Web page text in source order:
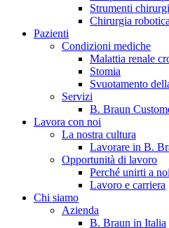
Contatti
Hai domande o richieste?
Strumenti
Chirurgia robotica
Pazienti
Condizioni mediche
Malattia renale
Stomia
Svuotamento
Servizi
B. Braun
Lavora con noi
La nostra cultura
Lavorare in B.
Opportunità di lavoro
Perché unirti a noi
Lavoro e carriera
Chi siamo
Azienda
B. Braun in Italia